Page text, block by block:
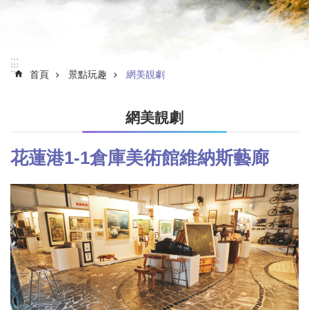
:::
::: 首頁 景點玩趣 網美靚劇
網美靚劇
花蓮港1-1倉庫美術館維納斯藝廊